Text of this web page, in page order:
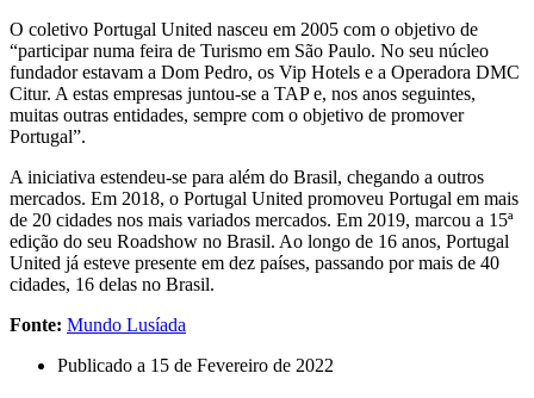
O coletivo Portugal United nasceu em 2005 com o objetivo de
“participar numa feira de Turismo em São Paulo. No seu núcleo
fundador estavam a Dom Pedro, os Vip Hotels e a Operadora DMC
Citur. A estas empresas juntou-se a TAP e, nos anos seguintes,
muitas outras entidades, sempre com o objetivo de promover
Portugal”.
A iniciativa estendeu-se para além do Brasil, chegando a outros
mercados. Em 2018, o Portugal United promoveu Portugal em mais
de 20 cidades nos mais variados mercados. Em 2019, marcou a 15ª
edição do seu Roadshow no Brasil. Ao longo de 16 anos, Portugal
United já esteve presente em dez países, passando por mais de 40
cidades, 16 delas no Brasil.
Fonte: Mundo Lusíada
Publicado a 15 de Fevereiro de 2022